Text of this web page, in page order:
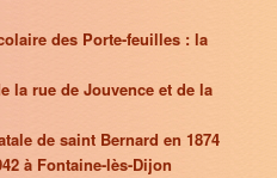
des Porte-feuilles : la
la rue de Jouvence et de la
de saint Bernard en 1874
à Fontaine-lès-Dijon